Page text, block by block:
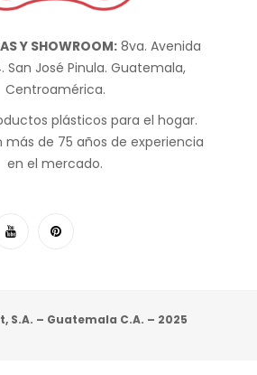
Y SHOWROOM:8va. Avenida
San José Pinula. Guatemala,
Centroamérica.
plásticos para el hogar.
de 75 años de experiencia
en el mercado.
S.A. – Guatemala C.A. – 2025